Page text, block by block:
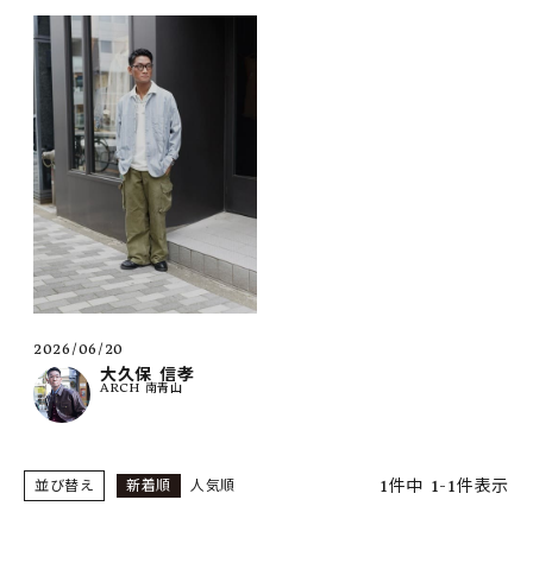
INFORMATION
ご利用ガイド
プライバシーポリシー
特定商取引法について
お問い合わせ
OFFICIAL WEB SITE
ACCOUNT MENU
meeting_room ログイン
2026/06/20
大久保 信孝
ARCH 南青山
並び替え 新着順 人気順 1件中 1-1件表示